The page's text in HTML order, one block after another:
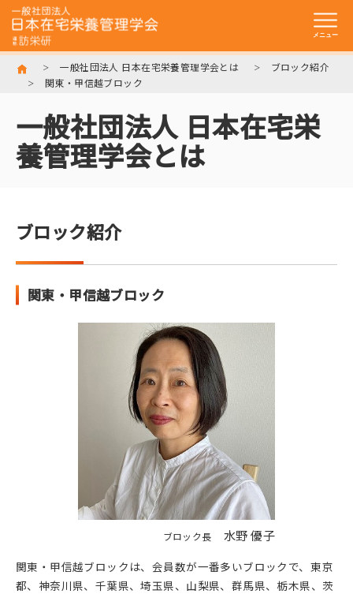
トップ
一般社団法人日本在宅栄養管理学会とは
入会のご案内
在宅訪問管理栄養士認定制度について
ご入会はこちら
お問い合わせ
一般社団法人 日本在宅栄養管理学会とは
ブロック紹介
関東・甲信越ブロック
一般社団法人 日本在宅栄
養管理学会とは
ブロック紹介
関東・甲信越ブロック
ブロック長 水野 優子
関東・甲信越ブロックは、会員数が一番多いブロックで、東京
都、神奈川県、千葉県、埼玉県、山梨県、群馬県、栃木県、茨